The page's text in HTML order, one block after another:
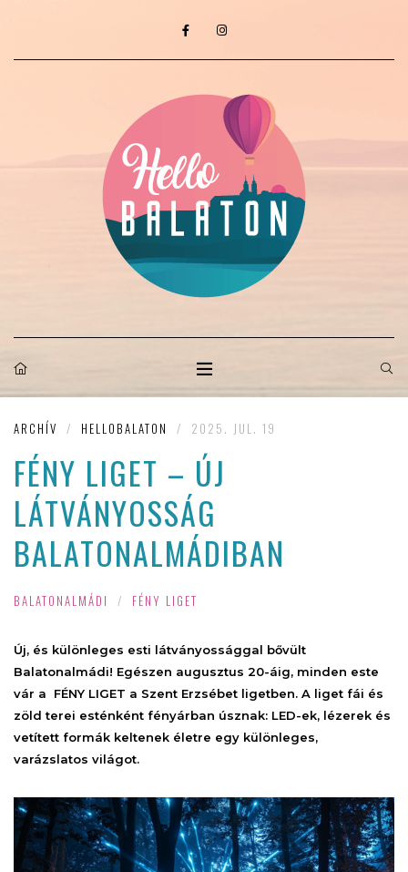
ARCHÍV / HELLOBALATON / 2025. JUL. 19
FÉNY LIGET – ÚJ
LÁTVÁNYOSSÁG
BALATONALMÁDIBAN
BALATONALMÁDI / FÉNY LIGET
Új, és különleges esti látványossággal bővült
Balatonalmádi! Egészen augusztus 20-áig, minden este
vár a FÉNY LIGET a Szent Erzsébet ligetben. A liget fái és
zöld terei esténként fényárban úsznak: LED-ek, lézerek és
vetített formák keltenek életre egy különleges,
varázslatos világot.